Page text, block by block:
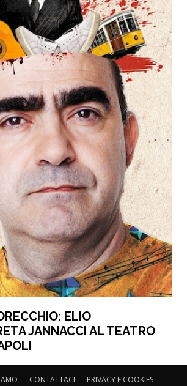
ELIO
JANNACCI AL TEATRO
CONTATTACI PRIVACY E COOKIES